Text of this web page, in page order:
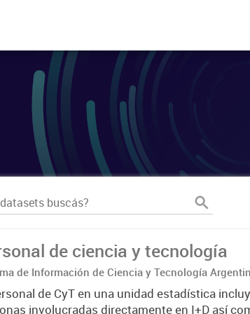
de ciencia y tecnología
de Información de Ciencia y Tecnología
de CyT en una unidad estadística
involucradas directamente en I+D así